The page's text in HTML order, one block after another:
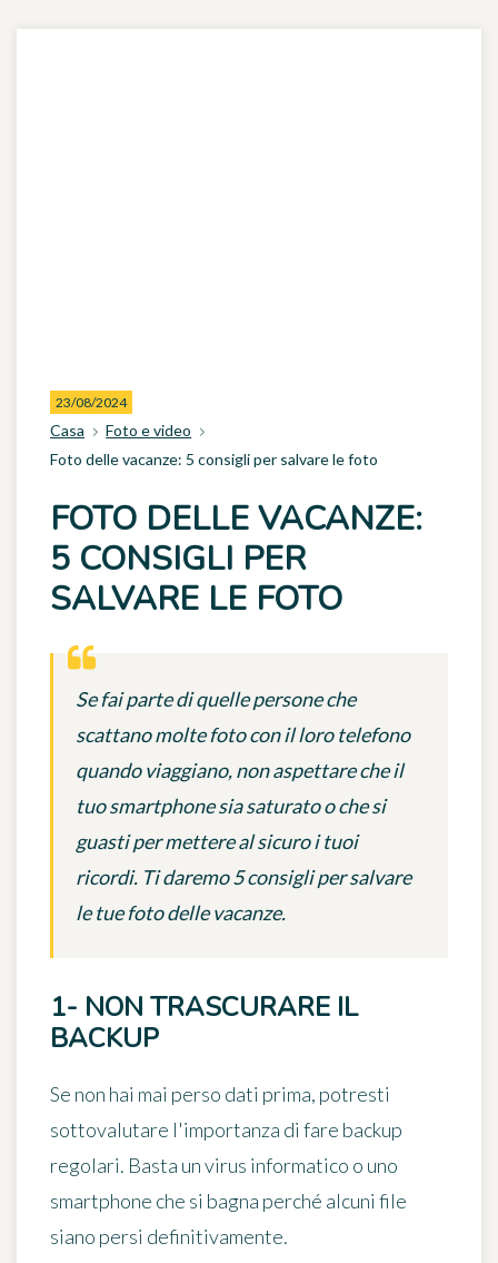
23/08/2024
Casa
Foto e video
Foto delle vacanze: 5 consigli per salvare le foto
FOTO DELLE VACANZE:
5 CONSIGLI PER
SALVARE LE FOTO
Se fai parte di quelle persone che
scattano molte foto con il loro telefono
quando viaggiano, non aspettare che il
tuo smartphone sia saturato o che si
guasti per mettere al sicuro i tuoi
ricordi. Ti daremo 5 consigli per salvare
le tue foto delle vacanze.
1- NON TRASCURARE IL
BACKUP
Se non hai mai perso dati prima, potresti
sottovalutare l'importanza di fare backup
regolari. Basta un virus informatico o uno
smartphone che si bagna perché alcuni file
siano persi definitivamente.